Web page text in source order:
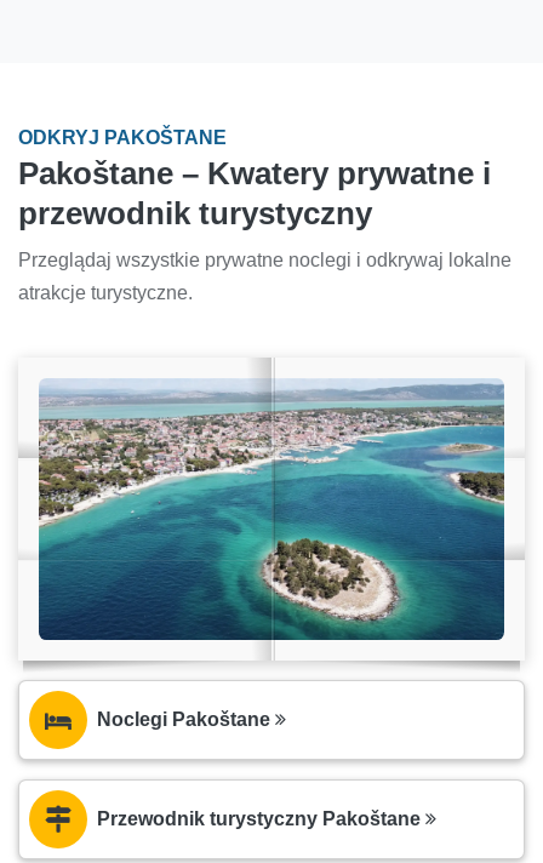
ODKRYJ PAKOŠTANE
Pakoštane – Kwatery prywatne i
przewodnik turystyczny
Przeglądaj wszystkie prywatne noclegi i odkrywaj lokalne
atrakcje turystyczne.
Noclegi Pakoštane
Przewodnik turystyczny Pakoštane